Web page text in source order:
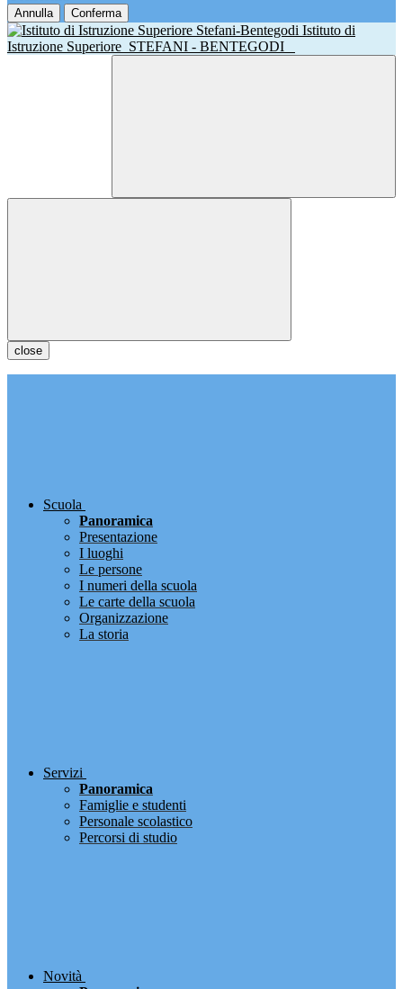
Annulla Conferma
Istituto di
Istruzione Superiore STEFANI - BENTEGODI
close
Scuola
Panoramica
Presentazione
I luoghi
Le persone
I numeri della scuola
Le carte della scuola
Organizzazione
La storia
Servizi
Panoramica
Famiglie e studenti
Personale scolastico
Percorsi di studio
Novità